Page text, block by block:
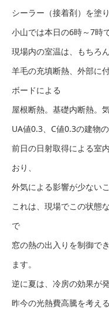
シーラー（接着剤）を塗
小山では本日の6時～7時
現場内の室温は、もちろ
羊毛の充填断熱、外部に
ボードによる
屋根断熱。基礎内断熱。
UA値0.3、C値0.3の建物
前日の日射取得による室
おり、
外気による影響が少ない
これは、現場でこの状態
で
窓の熱の出入りを制御で
ます。
逆に夏は、冷房の効果が
昨今の光熱費高騰を考え